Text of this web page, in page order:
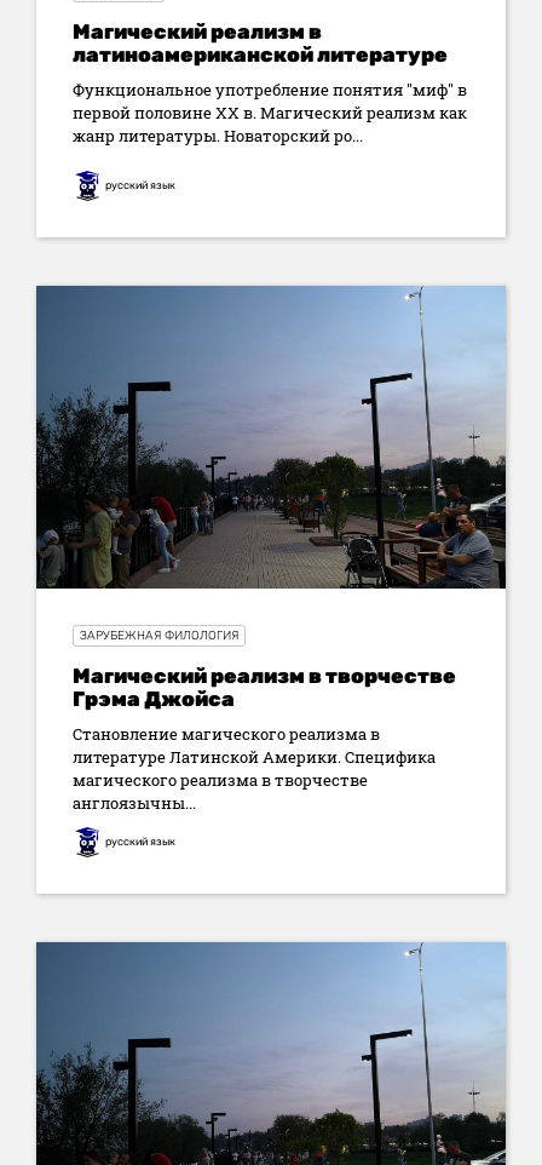
Магический реализм в
латиноамериканской литературе
Функциональное употребление понятия "миф" в
первой половине XX в. Магический реализм как
жанр литературы. Новаторский ро...
русский язык
ЗАРУБЕЖНАЯ ФИЛОЛОГИЯ
Магический реализм в творчестве
Грэма Джойса
Становление магического реализма в
литературе Латинской Америки. Специфика
магического реализма в творчестве
англоязычны...
русский язык